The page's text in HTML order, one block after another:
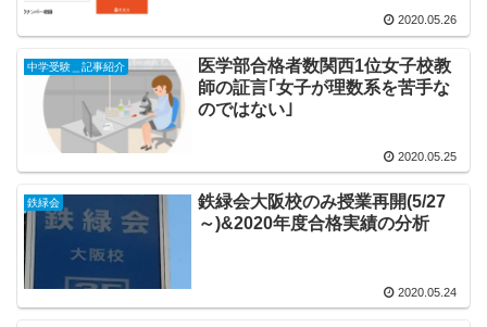
2020.05.26
中学受験＿記事紹介
医学部合格者数関西1位女子校教
師の証言｢女子が理数系を苦手な
のではない｣
2020.05.25
鉄緑会
鉄緑会大阪校のみ授業再開(5/27
～)&2020年度合格実績の分析
2020.05.24